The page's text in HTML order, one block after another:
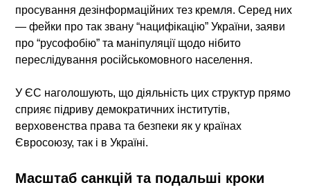
просування дезінформаційних тез кремля. Серед них
— фейки про так звану “нацифікацію” України, заяви
про “русофобію” та маніпуляції щодо нібито
переслідування російськомовного населення.
У ЄС наголошують, що діяльність цих структур прямо
сприяє підриву демократичних інститутів,
верховенства права та безпеки як у країнах
Євросоюзу, так і в Україні.
Масштаб санкцій та подальші кроки